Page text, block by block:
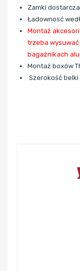
Zamki
Ładownosć
Montaż
trzeba
bagażnikach
Montaż boxów
Szerokość belki